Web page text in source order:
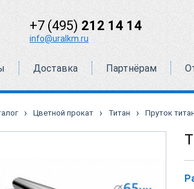
+7 (495) 212 14 14
info@uralkm.ru
Доставка Партнёрам
› Цветной прокат › Титан › Пруток